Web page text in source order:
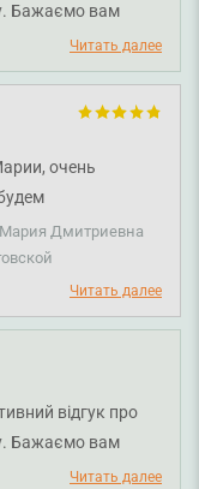
Бажаємо вам
Читать далее
очень
сон!)
Мария Дмитриевна
Читать далее
відгук про
Бажаємо вам
Читать далее